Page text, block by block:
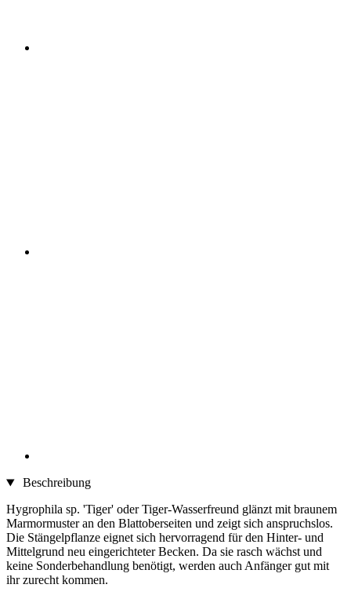
Beschreibung
Hygrophila sp. 'Tiger' oder Tiger-Wasserfreund glänzt mit braunem
Marmormuster an den Blattoberseiten und zeigt sich anspruchslos.
Die Stängelpflanze eignet sich hervorragend für den Hinter- und
Mittelgrund neu eingerichteter Becken. Da sie rasch wächst und
keine Sonderbehandlung benötigt, werden auch Anfänger gut mit
ihr zurecht kommen.